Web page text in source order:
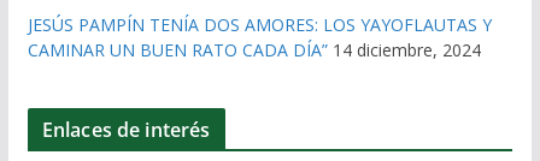
JESÚS PAMPÍN TENÍA DOS AMORES: LOS YAYOFLAUTAS Y
CAMINAR UN BUEN RATO CADA DÍA” 14 diciembre, 2024
Enlaces de interés